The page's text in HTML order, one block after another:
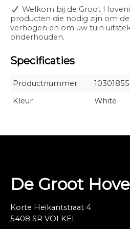
Net luminous flux: 173lm
Luminous efficacy: 58lm/
Dimbaar: Nee
IP klasse: IP-55
Welkom bij de Groot
producten die nodig zijn om
verhogen en om uw tuin
onderhouden.
Specificaties
Productnummer
10301855
Kleur
White
De Groot
Korte Heikantstraat 4
5408 SR VOLKEL